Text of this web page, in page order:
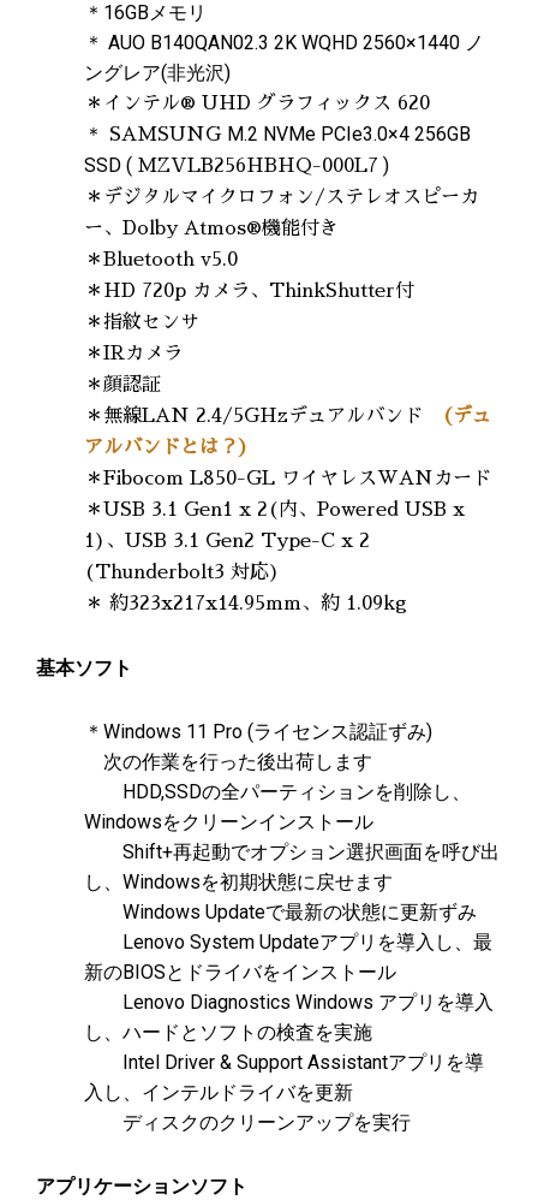
＊16GBメモリ
＊ AUO B140QAN02.3 2K WQHD 2560×1440 ノ
ングレア(非光沢)
＊ インテル® UHD グラフィックス 620
＊ SAMSUNG M.2 NVMe PCIe3.0×4 256GB
SSD ( MZVLB256HBHQ-000L7 )
＊デジタルマイクロフォン/ステレオスピーカ
ー、Dolby Atmos®機能付き
＊Bluetooth v5.0
＊HD 720p カメラ、ThinkShutter付
＊指紋センサ
＊IRカメラ
＊顔認証
＊無線LAN 2.4/5GHzデュアルバンド
(デュ
アルバンドとは？)
＊Fibocom L850-GL ワイヤレスWANカード
＊USB 3.1 Gen1 x 2(内、Powered USB x
1)、USB 3.1 Gen2 Type-C x 2
(Thunderbolt3 対応)
＊ 約323x217x14.95mm、約 1.09kg
基本ソフト
＊Windows 11 Pro (ライセンス認証ずみ)
次の作業を行った後出荷します
HDD,SSDの全パーティションを削除し、
Windowsをクリーンインストール
Shift+再起動でオプション選択画面を呼び出
し、Windowsを初期状態に戻せます
Windows Updateで最新の状態に更新ずみ
Lenovo System Updateアプリを導入し、最
新のBIOSとドライバをインストール
Lenovo Diagnostics Windows アプリを導入
し、ハードとソフトの検査を実施
Intel Driver & Support Assistantアプリを導
入し、インテルドライバを更新
ディスクのクリーンアップを実行
アプリケーションソフト